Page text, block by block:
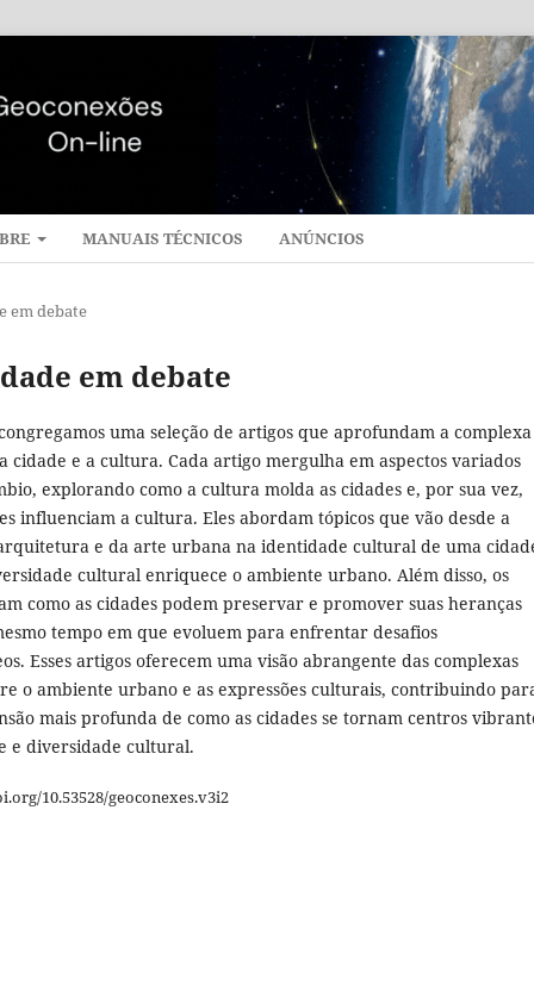
MANUAIS TÉCNICOS ANÚNCIOS
em debate
em debate
uma seleção de artigos que aprofundam a complexa
cidade e a cultura. Cada artigo mergulha em aspectos variados
explorando como a cultura molda as cidades e, por sua vez,
influenciam a cultura. Eles abordam tópicos que vão desde a
e da arte urbana na identidade cultural de uma
cultural enriquece o ambiente urbano. Além disso, os
como as cidades podem preservar e promover suas heranças
tempo em que evoluem para enfrentar desafios
Esses artigos oferecem uma visão abrangente das complexas
o ambiente urbano e as expressões culturais, contribuindo
mais profunda de como as cidades se tornam centros
e diversidade cultural.
10.53528/geoconexes.v3i2